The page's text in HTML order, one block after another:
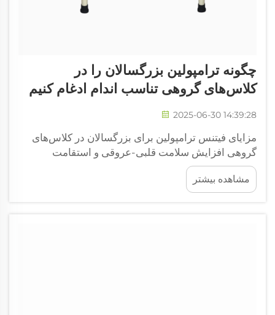
چگونه ترامپولین بزرگسالان را در
کلاس‌های گروهی تناسب اندام ادغام کنیم
2025-06-30 14:39:28
مزایای فیتنس ترامپولین برای بزرگسالان در کلاس‌های
گروهی افزایش سلامت قلبی-عروقی و استقامت
تمرینات ترامپولین واقعاً ضربان قلب را افزایش می‌دهد و
استقامت قلبی-عروقی را تقویت می‌کند، که به همین
دلیل برای بهبود کلی سلامت قلب بسیار مناسب است.
مشاهده بیشتر